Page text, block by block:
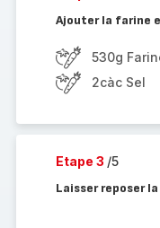
Ajouter la farine
530g
2càc Sel
Etape 3 /5
Laisser reposer